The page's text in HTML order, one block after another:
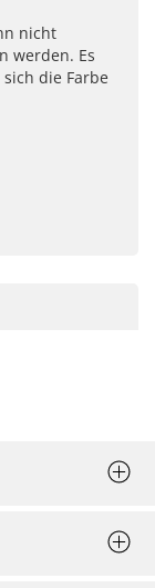
nicht
werden. Es
die Farbe